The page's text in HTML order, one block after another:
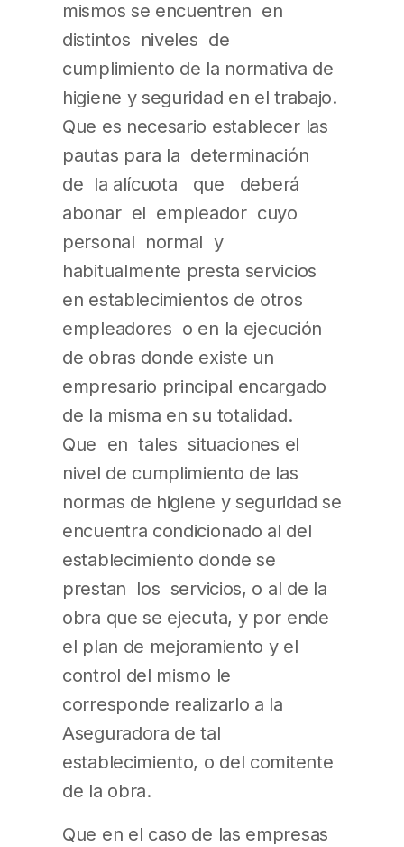
mismos se encuentren en
distintos niveles de
cumplimiento de la normativa de
higiene y seguridad en el trabajo.
Que es necesario establecer las
pautas para la determinación
de la alícuota que deberá
abonar el empleador cuyo
personal normal y
habitualmente presta servicios
en establecimientos de otros
empleadores o en la ejecución
de obras donde existe un
empresario principal encargado
de la misma en su totalidad.
Que en tales situaciones el
nivel de cumplimiento de las
normas de higiene y seguridad se
encuentra condicionado al del
establecimiento donde se
prestan los servicios, o al de la
obra que se ejecuta, y por ende
el plan de mejoramiento y el
control del mismo le
corresponde realizarlo a la
Aseguradora de tal
establecimiento, o del comitente
de la obra.
Que en el caso de las empresas